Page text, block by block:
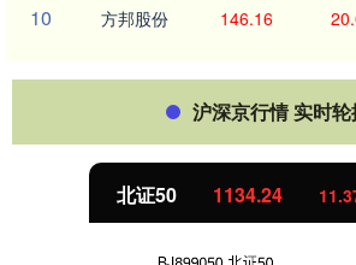
10 方邦股份 146.16
沪深京行情 实时
北证50 1134.24